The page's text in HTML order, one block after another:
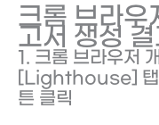
크롬 브라
고서 생성 결
1. 크롬 브라우저
[Lighthouse] 탭
튼 클릭